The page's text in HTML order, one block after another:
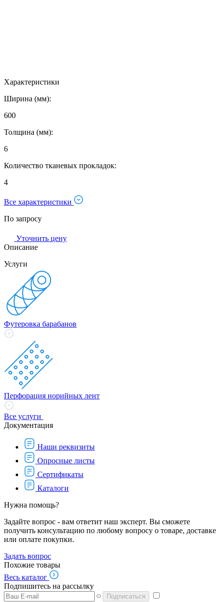
Характеристики
Ширина (мм):
600
Толщина (мм):
6
Количество тканевых прокладок:
4
Все характеристики
По запросу
Уточнить цену
Описание
Услуги
Футеровка барабанов
Перфорация норийных лент
Все услуги
Документация
Наши реквизиты
Опросные листы
Сертификаты
Каталоги
Нужна помощь?
Задайте вопрос - вам ответит наш эксперт. Вы сможете
получить консультацию по любому вопросу о товаре, доставке
или оплате покупки.
Задать вопрос
Похожие товары
Весь каталог
Подпишитесь на рассылку
Подписаться